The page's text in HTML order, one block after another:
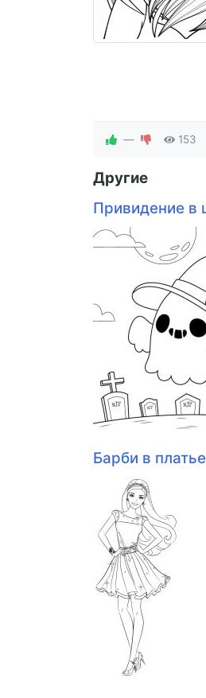
— 153
Другие
Привидение в
Барби в